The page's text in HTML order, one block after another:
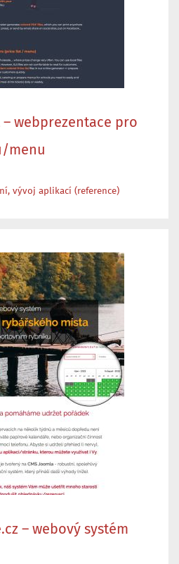
webprezentace pro
menu
vývoj aplikací (reference)
– webový systém